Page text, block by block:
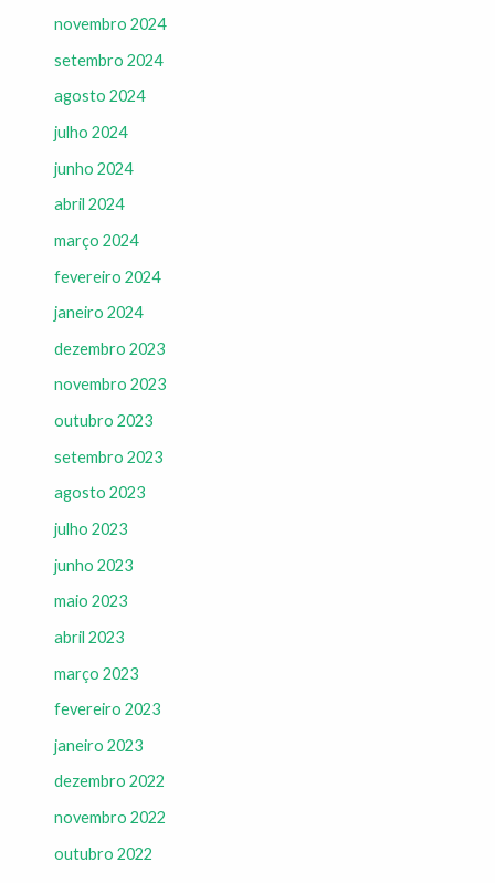
novembro 2024
setembro 2024
agosto 2024
julho 2024
junho 2024
abril 2024
março 2024
fevereiro 2024
janeiro 2024
dezembro 2023
novembro 2023
outubro 2023
setembro 2023
agosto 2023
julho 2023
junho 2023
maio 2023
abril 2023
março 2023
fevereiro 2023
janeiro 2023
dezembro 2022
novembro 2022
outubro 2022